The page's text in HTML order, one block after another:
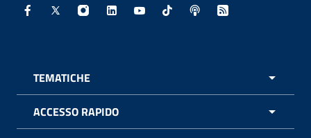
Facebook - Sito esterno - Apertura in nuova finestra
X - Sito esterno - Apertura in nuova finestra
Instagram - Sito esterno - Apertura in
Linkedin - Sito esterno - Apertura in
Youtube - Sito esterno -
TikTok - Sito esterno -
Spreaker - Sito
Feed RSS -
TEMATICHE
ACCESSO RAPIDO